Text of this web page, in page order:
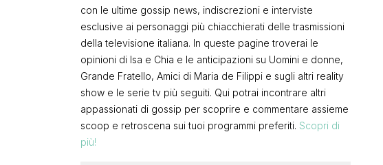
con le ultime gossip news, indiscrezioni e interviste
esclusive ai personaggi più chiacchierati delle trasmissioni
della televisione italiana. In queste pagine troverai le
opinioni di Isa e Chia e le anticipazioni su Uomini e donne,
Grande Fratello, Amici di Maria de Filippi e sugli altri reality
show e le serie tv più seguiti. Qui potrai incontrare altri
appassionati di gossip per scoprire e commentare assieme
scoop e retroscena sui tuoi programmi preferiti. Scopri di
più!